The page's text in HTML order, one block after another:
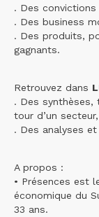
. Des convictions
. Des business
. Des produits,
gagnants.
Retrouvez dans
. Des synthèses,
tour d’un
. Des analyses
A propos :
• Présences est
économique du
33 ans.